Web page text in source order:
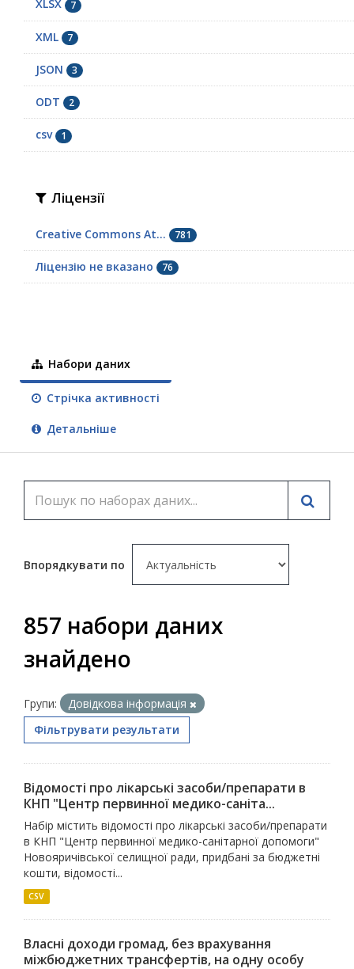
XLSX 7
XML 7
JSON 3
ODT 2
сsv 1
Ліцензії
Creative Commons At... 781
Ліцензію не вказано 76
Набори даних
Стрічка активності
Детальніше
Впорядкувати по
857 набори даних
знайдено
Групи:
Довідкова інформація
Фільтрувати результати
Відомості про лікарські засоби/препарати в
КНП "Центр первинної медико-саніта...
Набір містить відомості про лікарські засоби/препарати
в КНП "Центр первинної медико-санітарної допомоги"
Новояричівської селищної ради, придбані за бюджетні
кошти, відомості...
CSV
Власні доходи громад, без врахування
міжбюджетних трансфертів, на одну особу